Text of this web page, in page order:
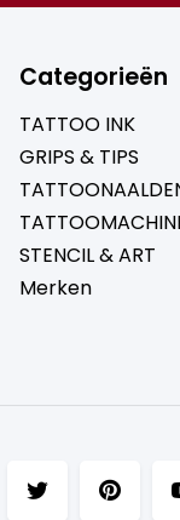
Categorieën
TATTOO INK
GRIPS & TIPS
STENCIL & ART
Merken